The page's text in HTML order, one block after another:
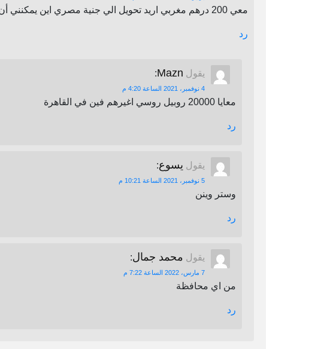
معي 200 درهم مغربي اريد تحويل الي جنية مصري اين يمكنني أن احول
رد
يقول Mazn
:
4 نوفمبر، 2021 الساعة 4:20 م
معايا 20000 روبيل روسي اغيرهم فين في القاهرة
رد
يقول يسوع:
5 نوفمبر، 2021 الساعة 10:21 م
وستر وينن
رد
يقول محمد جمال:
7 مارس، 2022 الساعة 7:22 م
من اي محافظة
رد